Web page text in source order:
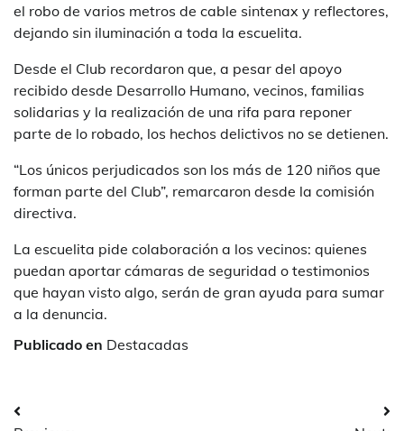
el robo de varios metros de cable sintenax y reflectores,
dejando sin iluminación a toda la escuelita.
Desde el Club recordaron que, a pesar del apoyo
recibido desde Desarrollo Humano, vecinos, familias
solidarias y la realización de una rifa para reponer
parte de lo robado, los hechos delictivos no se detienen.
“Los únicos perjudicados son los más de 120 niños que
forman parte del Club”, remarcaron desde la comisión
directiva.
La escuelita pide colaboración a los vecinos: quienes
puedan aportar cámaras de seguridad o testimonios
que hayan visto algo, serán de gran ayuda para sumar
a la denuncia.
Publicado en Destacadas
Navegación